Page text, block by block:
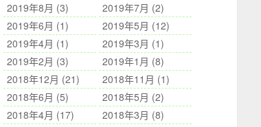
2019年8月 (3)
2019年7月 (2)
2019年6月 (1)
2019年5月 (12)
2019年4月 (1)
2019年3月 (1)
2019年2月 (3)
2019年1月 (8)
2018年12月 (21)
2018年11月 (1)
2018年6月 (5)
2018年5月 (2)
2018年4月 (17)
2018年3月 (8)